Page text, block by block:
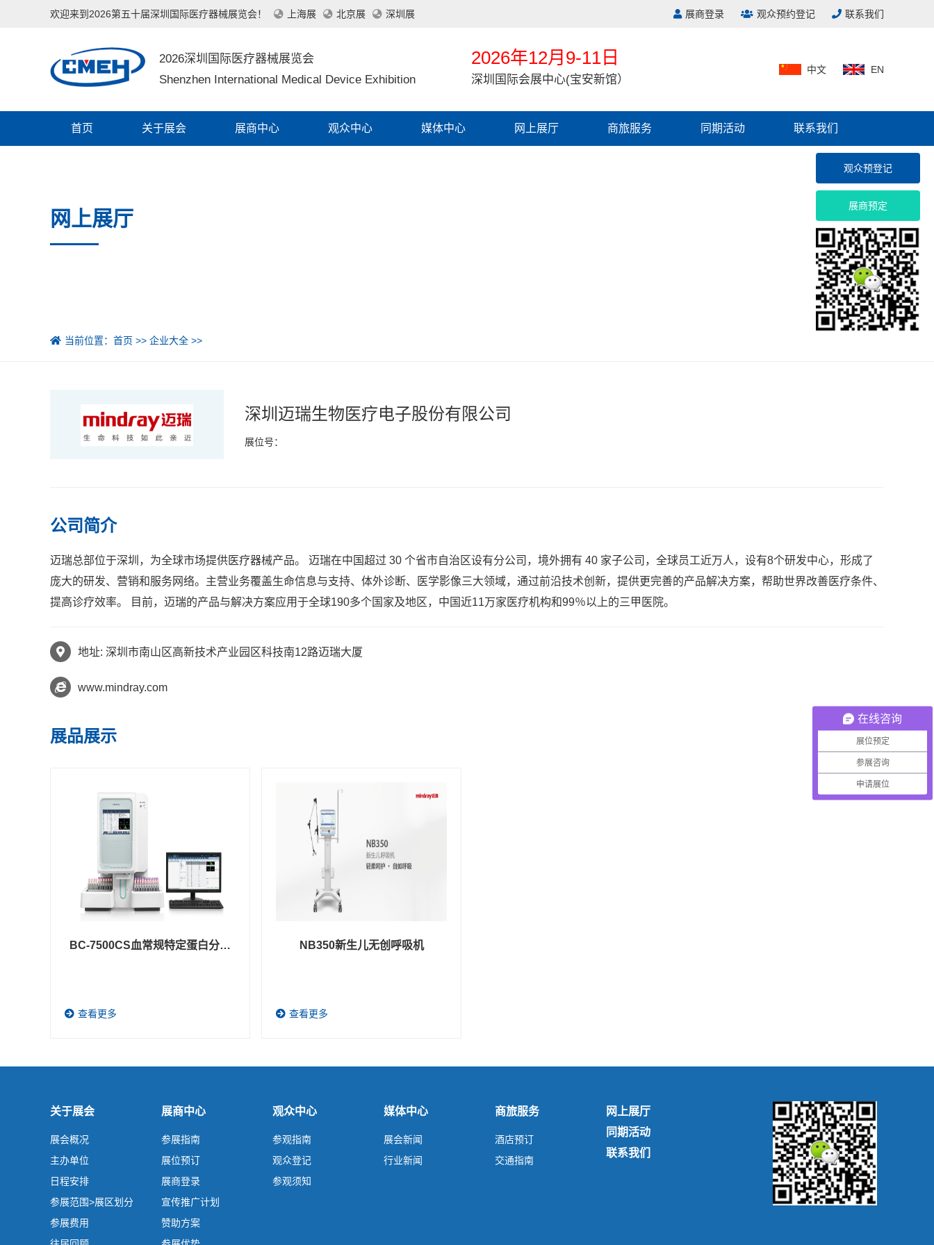
欢迎来到2026第五十届深圳国际医疗器械展览会！ 上海展 北京展 深圳展 展商登录 观众预约登记 联系我们
2026深圳国际医疗器械展览会
Shenzhen International Medical Device Exhibition
2026年12月9-11日
深圳国际会展中心(宝安新馆）
中文 EN
首页 关于展会 展商中心 观众中心 媒体中心 网上展厅 商旅服务 同期活动 联系我们
网上展厅
当前位置： 首页 >> 企业大全 >>
深圳迈瑞生物医疗电子股份有限公司
展位号：
公司简介
迈瑞总部位于深圳，为全球市场提供医疗器械产品。 迈瑞在中国超过 30 个省市自治区设有分公司，境外拥有 40 家子公司，全球员工近万人，设有8个研发中心，形成了
庞大的研发、营销和服务网络。主营业务覆盖生命信息与支持、体外诊断、医学影像三大领域，通过前沿技术创新，提供更完善的产品解决方案，帮助世界改善医疗条件、
提高诊疗效率。 目前，迈瑞的产品与解决方案应用于全球190多个国家及地区，中国近11万家医疗机构和99％以上的三甲医院。
地址: 深圳市南山区高新技术产业园区科技南12路迈瑞大厦
www.mindray.com
展品展示
BC-7500CS血常规特定蛋白分析
查看更多
NB350新生儿无创呼吸机
查看更多
关于展会
展会概况
主办单位
日程安排
参展范围>展区划分
参展费用
展商中心
参展指南
展位预订
展商登录
宣传推广计划
赞助方案
观众中心
参观指南
观众登记
参观须知
媒体中心
展会新闻
行业新闻
商旅服务
酒店预订
交通指南
网上展厅
同期活动
联系我们
观众预登记
展商预定
在线咨询
展位预定
参展咨询
申请展位